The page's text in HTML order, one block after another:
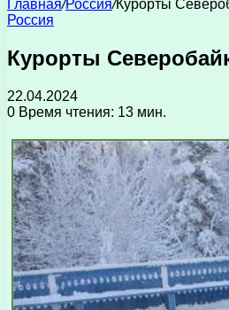
Главная/Россия/Курорты
Россия
Курорты
22.04.2024
0 Время чтения: 13 мин.